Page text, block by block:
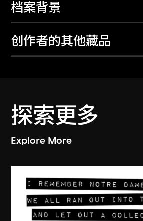
档案背景
创作者的其他藏品
探索更多
Explore More